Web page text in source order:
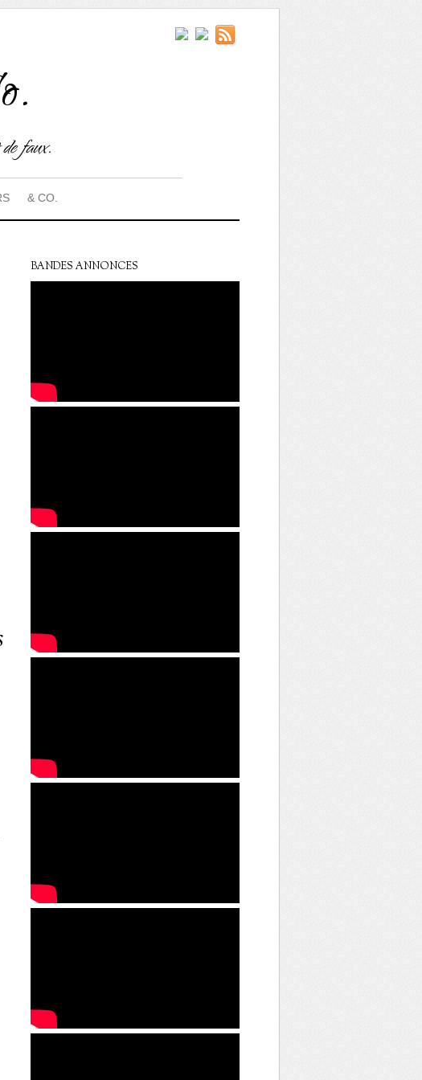
faux.
& CO.
BANDES ANNONCES